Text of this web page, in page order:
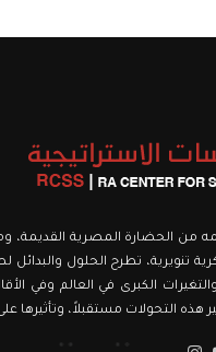
٢٠٢١، كمركز تنويري، اسمه من الحضارة المصرية
تطرح الحلول والبدائل
الكبرى في العالم وفي
التحولات مستقبلاً، وتأثيرها